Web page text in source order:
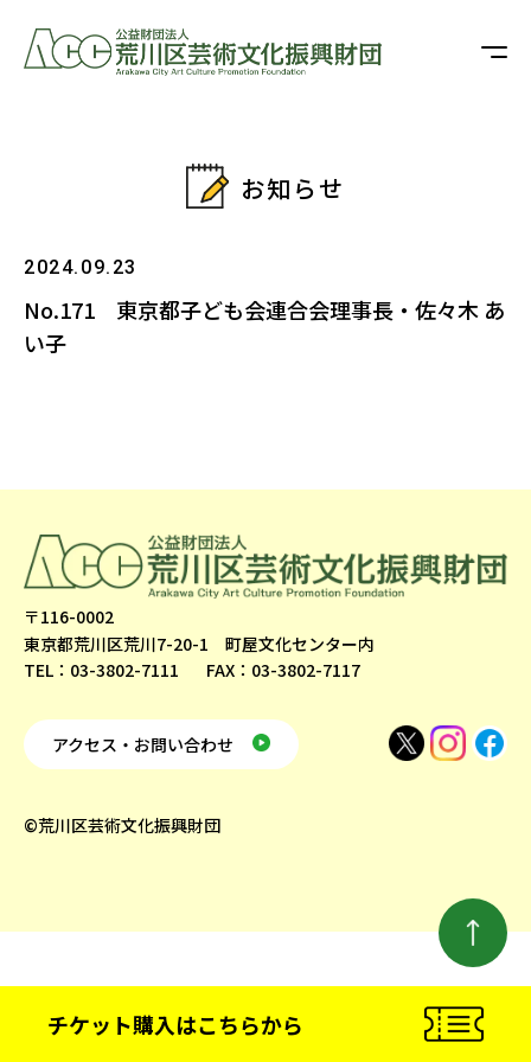
チケット購入はこちらから
お知らせ
2024.09.23
No.171 東京都子ども会連合会理事長・佐々木 あ
い子
〒116-0002
東京都荒川区荒川7-20-1 町屋文化センター内
TEL：03-3802-7111
FAX：03-3802-7117
アクセス・お問い合わせ
©荒川区芸術文化振興財団